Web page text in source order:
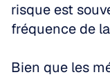
risque est
fréquence de
Bien que les